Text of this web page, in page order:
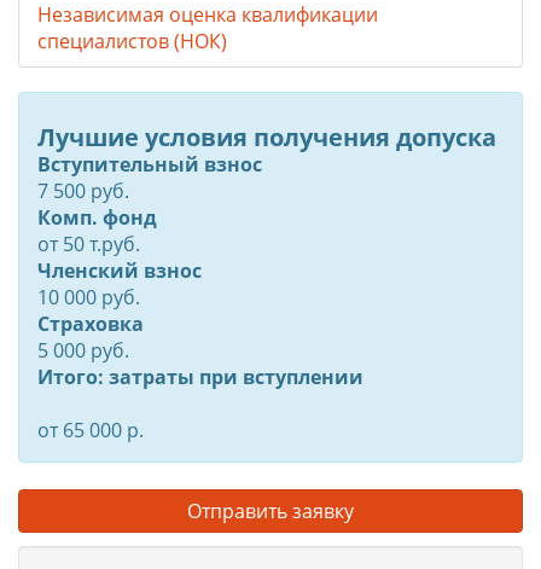
Независимая оценка квалификации
специалистов (НОК)
Лучшие условия получения допуска
Вступительный взнос
7 500 руб.
Комп. фонд
от50т.руб.
Членский взнос
10 000 руб.
Страховка
5 000 руб.
Итого: затраты при вступлении
от 65 000 р.
Отправить заявку